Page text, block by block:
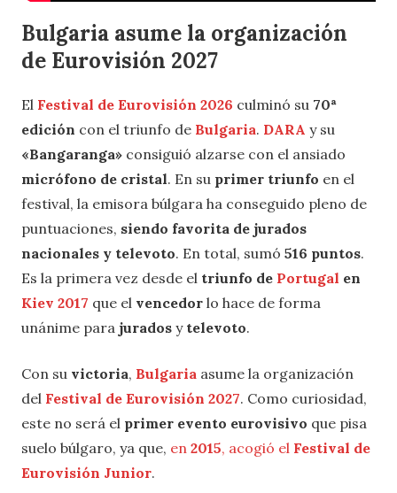
Bulgaria asume la organización
de Eurovisión 2027
El Festival de Eurovisión 2026 culminó su 70ª
edición con el triunfo de Bulgaria. DARA y su
«Bangaranga» consiguió alzarse con el ansiado
micrófono de cristal. En su primer triunfo en el
festival, la emisora búlgara ha conseguido pleno de
puntuaciones, siendo favorita de jurados
nacionales y televoto. En total, sumó 516 puntos.
Es la primera vez desde el triunfo de Portugal en
Kiev 2017 que el vencedor lo hace de forma
unánime para jurados y televoto.
Con su victoria, Bulgaria asume la organización
del Festival de Eurovisión 2027. Como curiosidad,
este no será el primer evento eurovisivo que pisa
suelo búlgaro, ya que, en 2015, acogió el Festival de
Eurovisión Junior.